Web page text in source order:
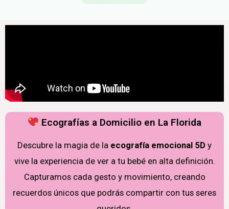
Ecografías a Domicilio en La Florida
Descubre la magia de la ecografía emocional 5D y
vive la experiencia de ver a tu bebé en alta definición.
Capturamos cada gesto y movimiento, creando
recuerdos únicos que podrás compartir con tus seres